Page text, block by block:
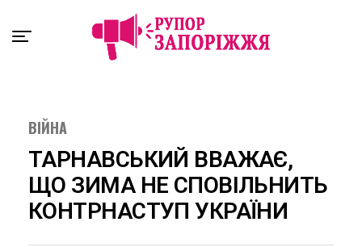
ВІЙНА
ТАРНАВСЬКИЙ ВВАЖАЄ,
ЩО ЗИМА НЕ СПОВІЛЬНИТЬ
КОНТРНАСТУП УКРАЇНИ
Exit mobile version